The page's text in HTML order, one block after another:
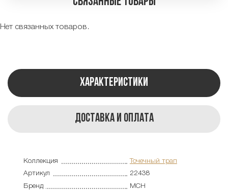
Нет связанных товаров.
Характеристики
Доставка и оплата
Коллекция
Точечный трап
Артикул
22438
Бренд
MCH